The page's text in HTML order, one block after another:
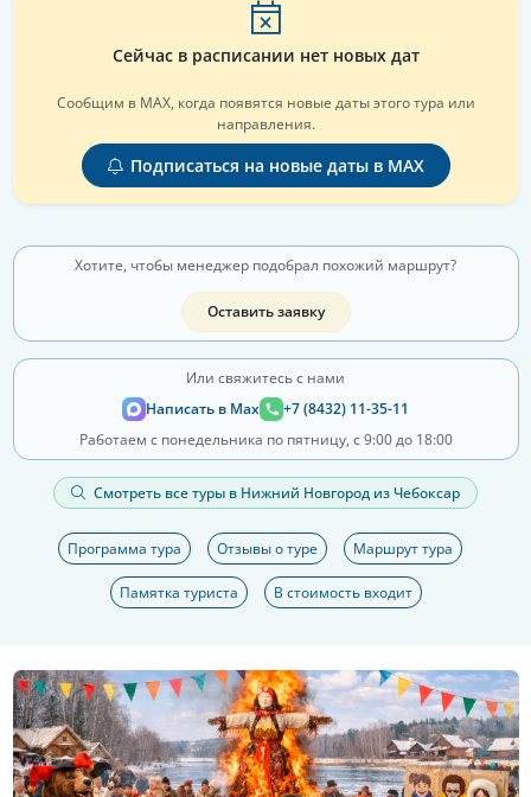
Сейчас в расписании нет новых дат
Сообщим в MAX, когда появятся новые даты этого тура или
направления.
Подписаться на новые даты в MAX
Хотите, чтобы менеджер подобрал похожий маршрут?
Оставить заявку
Или свяжитесь с нами
Написать в Max
+7 (8432) 11-35-11
Работаем с понедельника по пятницу, с 9:00 до 18:00
Смотреть все туры в Нижний Новгород из Чебоксар
Программа тура Отзывы о туре Маршрут тура
Памятка туриста В стоимость входит